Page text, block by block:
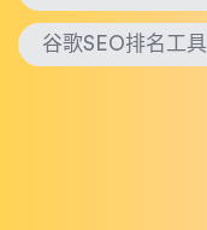
谷歌SEO排名工具